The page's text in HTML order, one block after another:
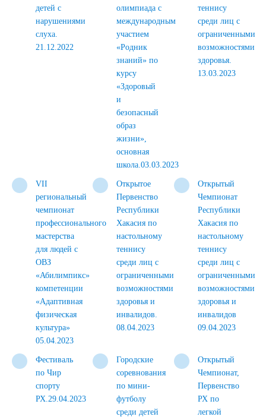
детей с
нарушениями
слуха.
21.12.2022
олимпиада с
международным
участием
«Родник
знаний» по
курсу
«Здоровый
и
безопасный
образ
жизни»,
основная
школа.03.03.2023
теннису
среди лиц с
ограниченными
возможностями
здоровья.
13.03.2023
VII
региональный
чемпионат
профессионального
мастерства
для людей с
ОВЗ
«Абилимпикс»
компетенции
«Адаптивная
физическая
культура»
05.04.2023
Открытое
Первенство
Республики
Хакасия по
настольному
теннису
среди лиц с
ограниченными
возможностями
здоровья и
инвалидов.
08.04.2023
Открытый
Чемпионат
Республики
Хакасия по
настольному
теннису
среди лиц с
ограниченными
возможностями
здоровья и
инвалидов
09.04.2023
Фестиваль
по Чир
спорту
РХ.29.04.2023
Городские
соревнования
по мини-
футболу
среди детей
Открытый
Чемпионат,
Первенство
РХ по
легкой